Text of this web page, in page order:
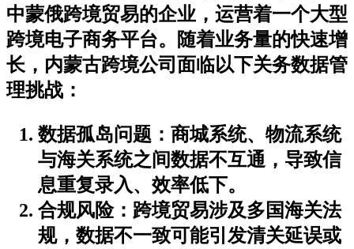
中蒙俄跨境贸易的企业，运营着一个大型
跨境电子商务平台。随着业务量的快速增
长，内蒙古跨境公司面临以下关务数据管
理挑战：
数据孤岛问题 ：商城系统、物流系统
与海关系统之间数据不互通，导致信
息重复录入、效率低下。
合规风险：跨境贸易涉及多国海关法
规，数据不一致可能引发清关延误或